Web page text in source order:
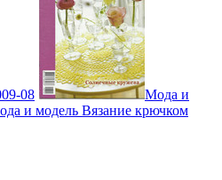
08
Мода и
и модель Вязание крючком